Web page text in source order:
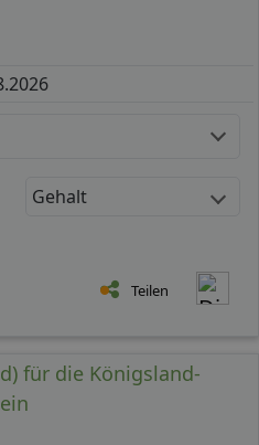
Gehalt
Teilen
für die Königsland-